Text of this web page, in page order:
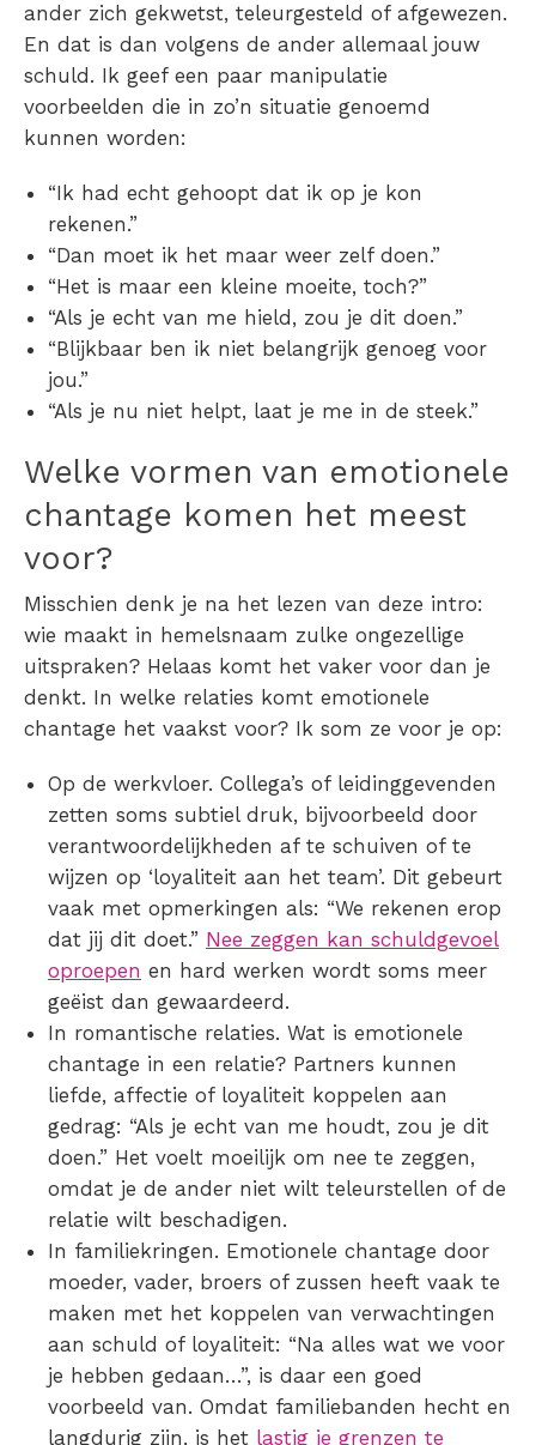
ander zich gekwetst, teleurgesteld of afgewezen.
En dat is dan volgens de ander allemaal jouw
schuld. Ik geef een paar manipulatie
voorbeelden die in zo’n situatie genoemd
kunnen worden:
“Ik had echt gehoopt dat ik op je kon
rekenen.”
“Dan moet ik het maar weer zelf doen.”
“Het is maar een kleine moeite, toch?”
“Als je echt van me hield, zou je dit doen.”
“Blijkbaar ben ik niet belangrijk genoeg voor
jou.”
“Als je nu niet helpt, laat je me in de steek.”
Welke vormen van emotionele
chantage komen het meest
voor?
Misschien denk je na het lezen van deze intro:
wie maakt in hemelsnaam zulke ongezellige
uitspraken? Helaas komt het vaker voor dan je
denkt. In welke relaties komt emotionele
chantage het vaakst voor? Ik som ze voor je op:
Op de werkvloer. Collega’s of leidinggevenden
zetten soms subtiel druk, bijvoorbeeld door
verantwoordelijkheden af te schuiven of te
wijzen op ‘loyaliteit aan het team’. Dit gebeurt
vaak met opmerkingen als: “We rekenen erop
dat jij dit doet.” Nee zeggen kan schuldgevoel
oproepen en hard werken wordt soms meer
geëist dan gewaardeerd.
In romantische relaties. Wat is emotionele
chantage in een relatie? Partners kunnen
liefde, affectie of loyaliteit koppelen aan
gedrag: “Als je echt van me houdt, zou je dit
doen.” Het voelt moeilijk om nee te zeggen,
omdat je de ander niet wilt teleurstellen of de
relatie wilt beschadigen.
In familiekringen. Emotionele chantage door
moeder, vader, broers of zussen heeft vaak te
maken met het koppelen van verwachtingen
aan schuld of loyaliteit: “Na alles wat we voor
je hebben gedaan…”, is daar een goed
voorbeeld van. Omdat familiebanden hecht en
langdurig zijn, is het lastig je grenzen te